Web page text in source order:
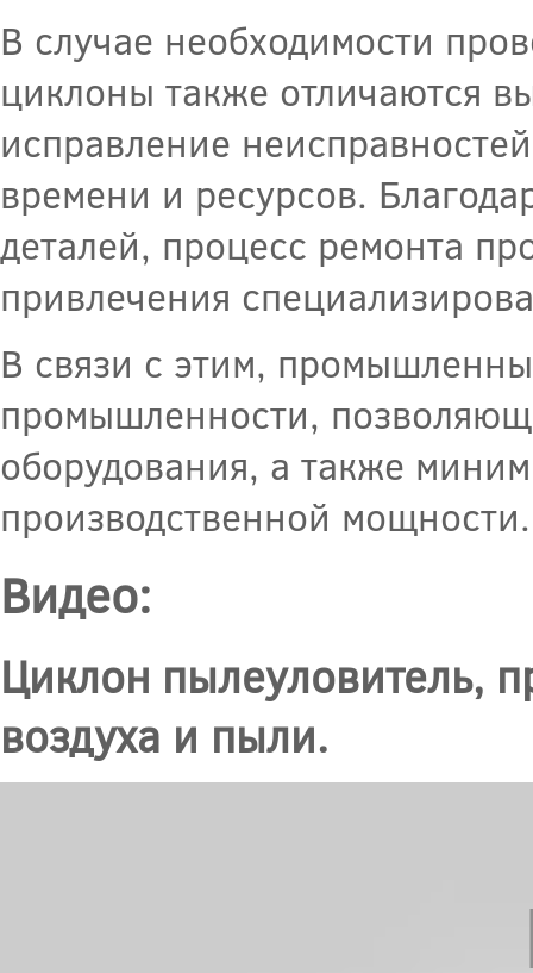
В случае необходимости
циклоны также отличаются
исправление
времени и ресурсов.
деталей, процесс ремонта
привлечения
В связи с этим,
промышленности,
оборудования, а также
производственной мощности.
Видео:
Циклон пылеуловитель,
воздуха и пыли.